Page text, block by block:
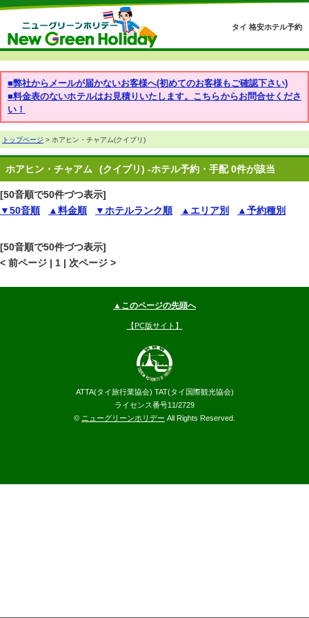
タイ 格安ホテル予約
■弊社からメールが届かないお客様へ(初めてのお客様もご確認下さい)
■料金表のないホテルはお見積りいたします。こちらからお問合せくださ
い！
トップページ > ホアヒン・チャアム(クイブリ)
ホアヒン・チャアム (クイブリ) -ホテル予約・手配 0件が該当
[50音順で50件づつ表示]
▼50音順
▲料金順 ▼ホテルランク順 ▲エリア別 ▲予約種別
[50音順で50件づつ表示]
< 前ページ | 1 | 次ページ >
▲このページの先頭へ
【PC版サイト】
ATTA(タイ旅行業協会) TAT(タイ国際観光協会)
ライセンス番号11/2729
© ニューグリーンホリデー All Rights Reserved.